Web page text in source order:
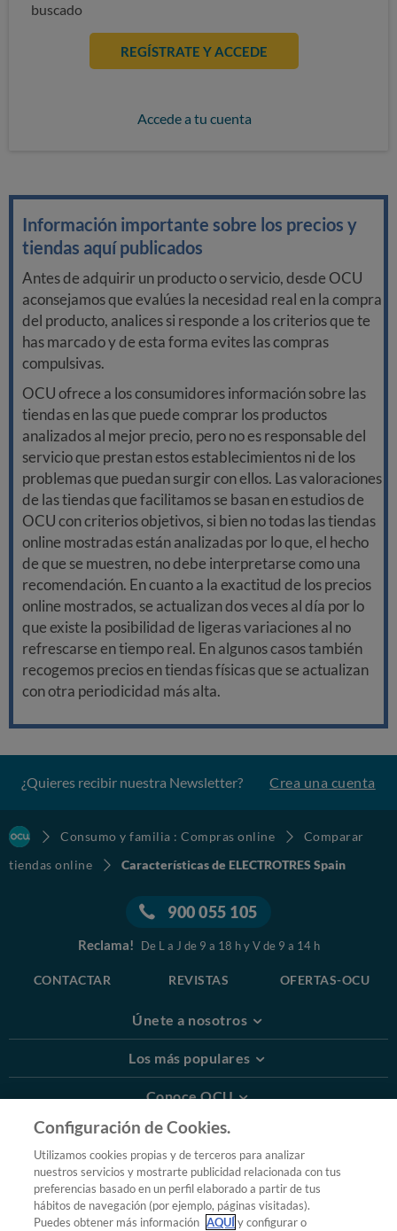
buscado
REGÍSTRATE Y ACCEDE
Accede a tu cuenta
Información importante sobre los precios y
tiendas aquí publicados
Antes de adquirir un producto o servicio, desde OCU
aconsejamos que evalúes la necesidad real en la compra
del producto, analices si responde a los criterios que te
has marcado y de esta forma evites las compras
compulsivas.
OCU ofrece a los consumidores información sobre las
tiendas en las que puede comprar los productos
analizados al mejor precio, pero no es responsable del
servicio que prestan estos establecimientos ni de los
problemas que puedan surgir con ellos. Las valoraciones
de las tiendas que facilitamos se basan en estudios de
OCU con criterios objetivos, si bien no todas las tiendas
online mostradas están analizadas por lo que, el hecho
de que se muestren, no debe interpretarse como una
recomendación. En cuanto a la exactitud de los precios
online mostrados, se actualizan dos veces al día por lo
que existe la posibilidad de ligeras variaciones al no
refrescarse en tiempo real. En algunos casos también
recogemos precios en tiendas físicas que se actualizan
con otra periodicidad más alta.
¿Quieres recibir nuestra Newsletter? Crea una cuenta
Consumo y familia : Compras online
Comparar
tiendas online
Características de ELECTROTRES Spain
900 055 105
Reclama! De L a J de 9 a 18 h y V de 9 a 14 h
CONTACTAR REVISTAS OFERTAS-OCU
Únete a nosotros
Los más populares
Conoce OCU
Más Información
© 2026 OCU
Condiciones generales de contratación de OCU
Política de privacidad
Configuración de Cookies.
Utilizamos cookies propias y de terceros para analizar
nuestros servicios y mostrarte publicidad relacionada con tus
preferencias basado en un perfil elaborado a partir de tus
hábitos de navegación (por ejemplo, páginas visitadas).
Puedes obtener más información AQUÍy configurar o